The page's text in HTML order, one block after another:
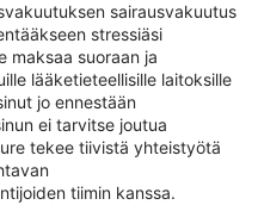
sairausvakuutus
stressiäsi
maksaa suoraan ja
lääketieteellisille laitoksille
jo ennestään
ei tarvitse joutua
tekee tiivistä yhteistyötä
tiimin kanssa.